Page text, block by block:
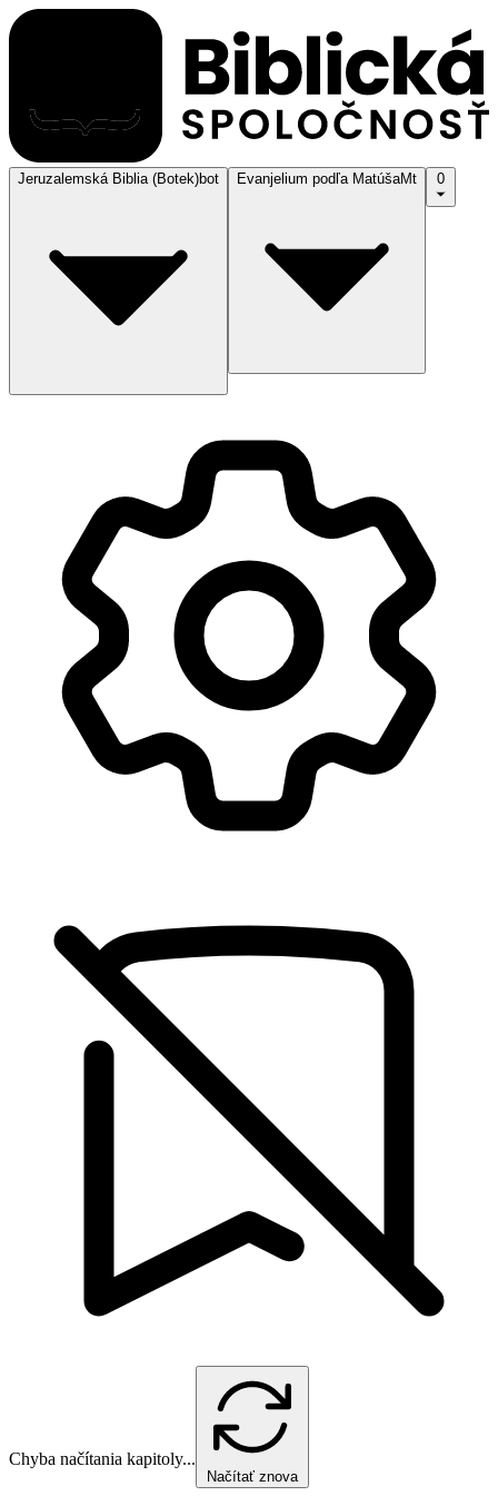
Jeruzalemská Biblia (Botek)bot Evanjelium podľa MatúšaMt
Chyba načítania kapitoly...
Načítať znova